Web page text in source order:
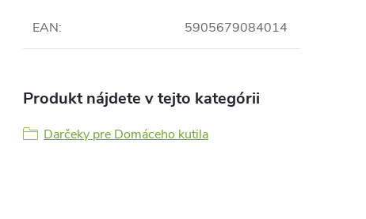
EAN: 5905679084014
Produkt nájdete v tejto kategórii
Darčeky pre Domáceho kutila